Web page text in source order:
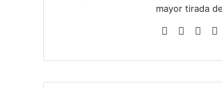
mayor tirada
Siti
we
b
Fa
bo
ok
X